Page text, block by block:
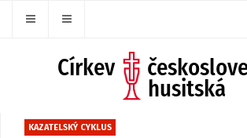
KAZATELSKÝ CYKLUS